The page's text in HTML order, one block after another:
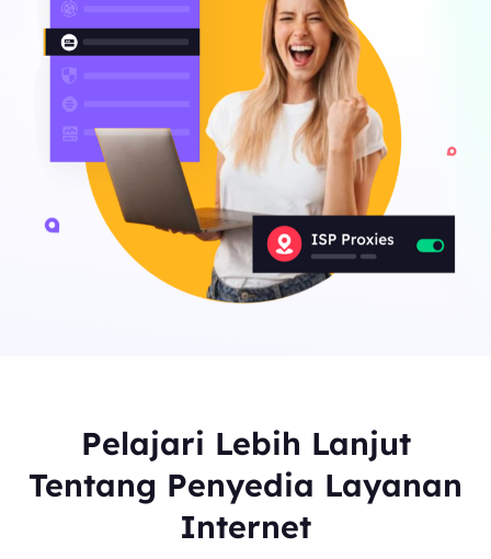
Pelajari Lebih Lanjut
Tentang Penyedia Layanan
Internet